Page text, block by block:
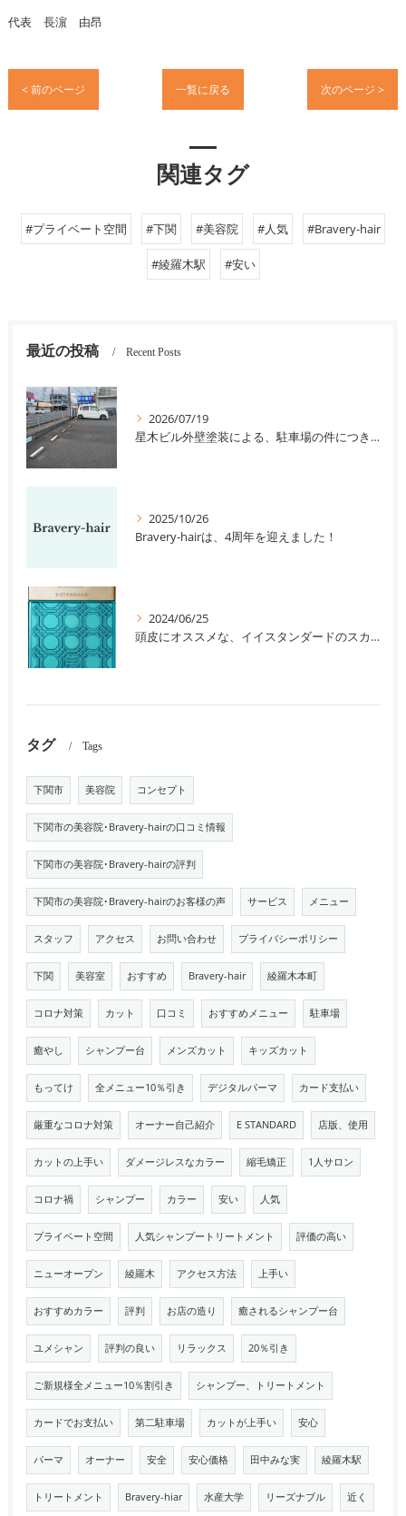
代表 長濵 由昂
< 前のページ 一覧に戻る 次のページ >
関連タグ
#プライベート空間 #下関 #美容院 #人気 #Bravery-hair
#綾羅木駅 #安い
最近の投稿 Recent Posts
2026/07/19
星木ビル外壁塗装による、駐車場の件につきまして。
2025/10/26
Bravery-hairは、4周年を迎えました！
2024/06/25
頭皮にオススメな、イイスタンダードのスカルプ系シャンプー＆トリートメントです！
タグ Tags
下関市 美容院 コンセプト
下関市の美容院･Bravery-hairの口コミ情報
下関市の美容院･Bravery-hairの評判
下関市の美容院･Bravery-hairのお客様の声 サービス メニュー
スタッフ アクセス お問い合わせ プライバシーポリシー
下関 美容室 おすすめ Bravery-hair 綾羅木本町
コロナ対策 カット 口コミ おすすめメニュー 駐車場
癒やし シャンプー台 メンズカット キッズカット
もってけ 全メニュー10％引き デジタルパーマ カード支払い
厳重なコロナ対策 オーナー自己紹介 E STANDARD 店版、使用
カットの上手い ダメージレスなカラー 縮毛矯正 1人サロン
コロナ禍 シャンプー カラー 安い 人気
プライベート空間 人気シャンプートリートメント 評価の高い
ニューオープン 綾羅木 アクセス方法 上手い
おすすめカラー 評判 お店の造り 癒されるシャンプー台
ユメシャン 評判の良い リラックス 20％引き
ご新規様全メニュー10％割引き シャンプー、トリートメント
カードでお支払い 第二駐車場 カットが上手い 安心
パーマ オーナー 安全 安心価格 田中みな実 綾羅木駅
トリートメント Bravery-hiar 水産大学 リーズナブル 近く